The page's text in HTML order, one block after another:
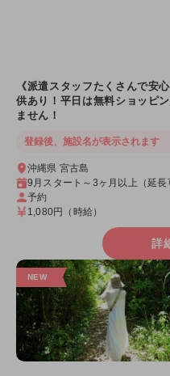
《派遣スタッフたくさんで安
供あり！平日は無料ショッピ
ません！
登録後、施設名が表示されます
沖縄県 宮古島
9月スタート～3ヶ月以上（延長
予約
1,080円
（時給）
詳